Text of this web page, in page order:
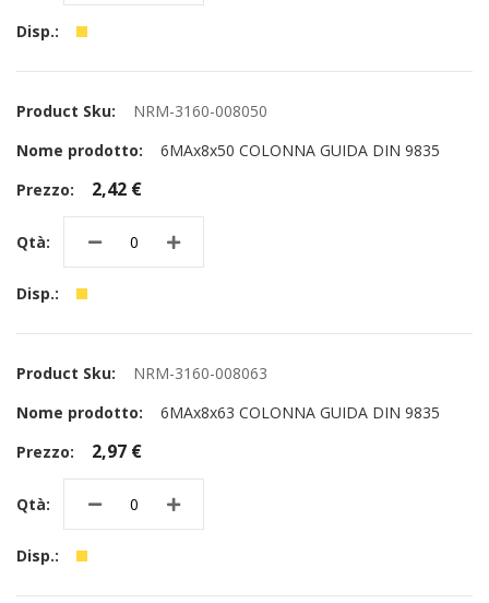
NRM-3160-008050
6MAx8x50 COLONNA GUIDA DIN 9835
2,42 €
NRM-3160-008063
6MAx8x63 COLONNA GUIDA DIN 9835
2,97 €